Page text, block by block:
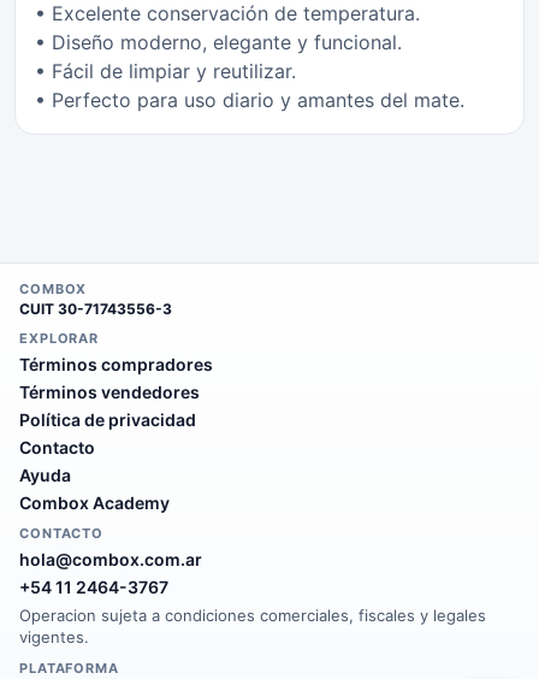
• Excelente conservación de temperatura.
• Diseño moderno, elegante y funcional.
• Fácil de limpiar y reutilizar.
• Perfecto para uso diario y amantes del mate.
COMBOX
CUIT 30-71743556-3
EXPLORAR
Términos compradores
Términos vendedores
Política de privacidad
Contacto
Ayuda
Combox Academy
CONTACTO
hola@combox.com.ar
+54 11 2464-3767
Operacion sujeta a condiciones comerciales, fiscales y legales
vigentes.
PLATAFORMA